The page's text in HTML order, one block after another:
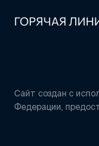
ГОРЯЧАЯ
Сайт создан с
Федерации,